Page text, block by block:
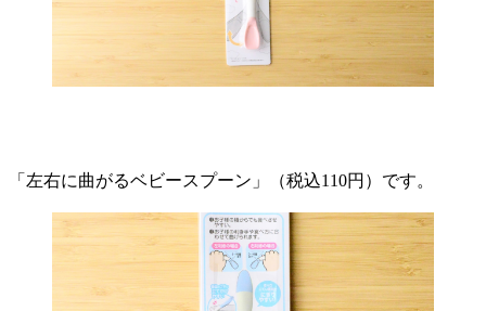
「左右に曲がるベビースプーン」（税込110円）です。